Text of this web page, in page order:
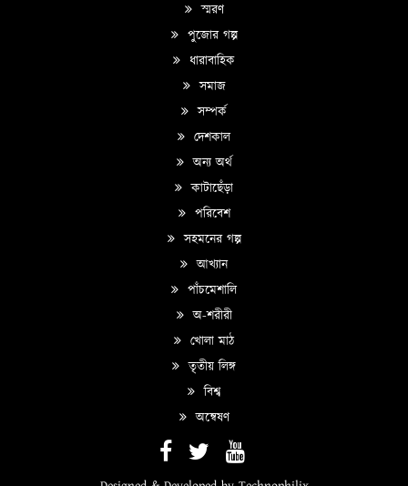
স্মরণ
পুজোর গল্প
ধারাবাহিক
সমাজ
সম্পর্ক
দেশকাল
অন্য অর্থ
কাটাছেঁড়া
পরিবেশ
সহমনের গল্প
আখ্যান
পাঁচমেশালি
অ-শরীরী
খোলা মাঠ
তৃতীয় লিঙ্গ
বিশ্ব
অন্বেষণ